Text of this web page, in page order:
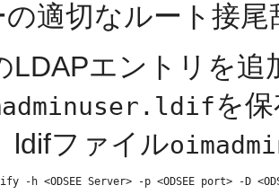
の適切なルート接
LDAPエントリを追
を
ldifファイル
-h <ODSEE Server> -p <ODSEE port> -D